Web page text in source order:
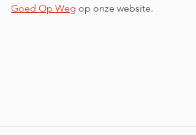
Goed Op Weg op onze website.